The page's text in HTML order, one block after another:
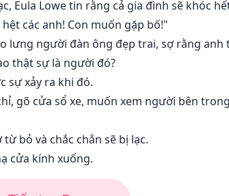
Eula Lowe tin rằng cả gia đình sẽ khóc
các anh! Con muốn gặp bố!"
lưng người đàn ông đẹp trai, sợ rằng anh
thật sự là người đó?
sự xảy ra khi đó.
gõ cửa sổ xe, muốn xem người bên
bỏ và chắc chắn sẽ bị lạc.
cửa kính xuống.